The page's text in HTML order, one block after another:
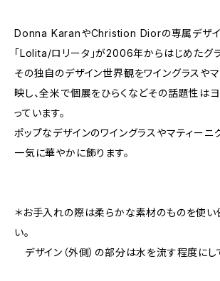
Donna KaranやChristion Diorの専属デザイ
「Lolita/ロリータ」が2006年からはじめたグラ
その独自のデザイン世界観をワイングラスや
映し、全米で個展をひらくなどその話題性は
っています。
ポップなデザインのワイングラスやマティーニ
一気に華やかに飾ります。
＊お手入れの際は柔らかな素材のものを使い
い。
デザイン（外側）の部分は水を流す程度にし